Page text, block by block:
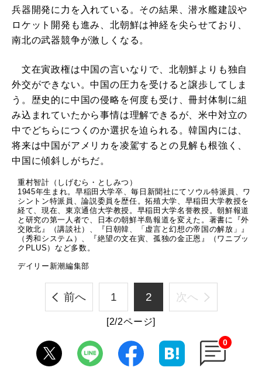
兵器開発に力を入れている。その結果、潜水艦建設や
ロケット開発も進み、北朝鮮は神経を尖らせており、
南北の武器競争が激しくなる。
文在寅政権は中国の言いなりで、北朝鮮よりも独自
外交ができない。中国の圧力を受けると譲歩してしま
う。歴史的に中国の侵略を何度も受け、冊封体制に組
み込まれていたから事情は理解できるが、米中対立の
中でどちらにつくのか選択を迫られる。韓国内には、
将来は中国がアメリカを凌駕するとの見解も根強く、
中国に傾斜しがちだ。
重村智計（しげむら・としみつ）
1945年生まれ。早稲田大学卒、毎日新聞社にてソウル特派員、ワ
シントン特派員、論説委員を歴任。拓殖大学、早稲田大学教授を
経て、現在、東京通信大学教授。早稲田大学名誉教授。朝鮮報道
と研究の第一人者で、日本の朝鮮半島報道を変えた。著書に『外
交敗北』（講談社）、『日朝韓、「虚言と幻想の帝国の解放」』
（秀和システム）、『絶望の文在寅、孤独の金正恩』（ワニブッ
クPLUS）など多数。
デイリー新潮編集部
前へ 1 2 次へ
[2/2ページ]
0